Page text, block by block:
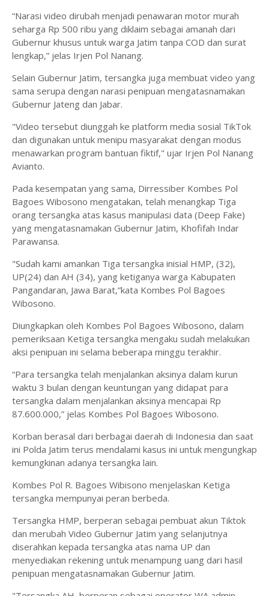
“Narasi video dirubah menjadi penawaran motor murah
seharga Rp 500 ribu yang diklaim sebagai amanah dari
Gubernur khusus untuk warga Jatim tanpa COD dan surat
lengkap,” jelas Irjen Pol Nanang.
Selain Gubernur Jatim, tersangka juga membuat video yang
sama serupa dengan narasi penipuan mengatasnamakan
Gubernur Jateng dan Jabar.
"Video tersebut diunggah ke platform media sosial TikTok
dan digunakan untuk menipu masyarakat dengan modus
menawarkan program bantuan fiktif," ujar Irjen Pol Nanang
Avianto.
Pada kesempatan yang sama, Dirressiber Kombes Pol
Bagoes Wibosono mengatakan, telah menangkap Tiga
orang tersangka atas kasus manipulasi data (Deep Fake)
yang mengatasnamakan Gubernur Jatim, Khofifah Indar
Parawansa.
"Sudah kami amankan Tiga tersangka inisial HMP, (32),
UP(24) dan AH (34), yang ketiganya warga Kabupaten
Pangandaran, Jawa Barat,”kata Kombes Pol Bagoes
Wibosono.
Diungkapkan oleh Kombes Pol Bagoes Wibosono, dalam
pemeriksaan Ketiga tersangka mengaku sudah melakukan
aksi penipuan ini selama beberapa minggu terakhir.
“Para tersangka telah menjalankan aksinya dalam kurun
waktu 3 bulan dengan keuntungan yang didapat para
tersangka dalam menjalankan aksinya mencapai Rp
87.600.000,” jelas Kombes Pol Bagoes Wibosono.
Korban berasal dari berbagai daerah di Indonesia dan saat
ini Polda Jatim terus mendalami kasus ini untuk mengungkap
kemungkinan adanya tersangka lain.
Kombes Pol R. Bagoes Wibisono menjelaskan Ketiga
tersangka mempunyai peran berbeda.
Tersangka HMP, berperan sebagai pembuat akun Tiktok
dan merubah Video Gubernur Jatim yang selanjutnya
diserahkan kepada tersangka atas nama UP dan
menyediakan rekening untuk menampung uang dari hasil
penipuan mengatasnamakan Gubernur Jatim.